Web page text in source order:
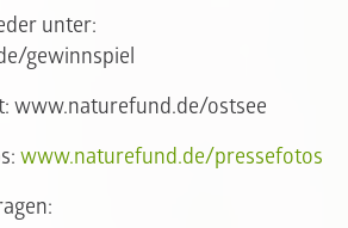
unter:
gewinnspiel
www.naturefund.de/ostsee
www.naturefund.de/pressefotos